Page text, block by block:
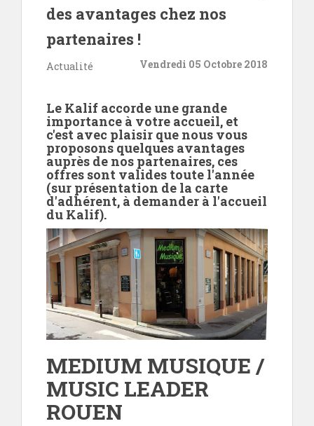
des avantages chez nos
partenaires !
Actualité Vendredi 05 Octobre 2018
Le Kalif accorde une grande
importance à votre accueil, et
c'est avec plaisir que nous vous
proposons quelques avantages
auprès de nos partenaires, ces
offres sont valides toute l'année
(sur présentation de la carte
d'adhérent, à demander à l'accueil
du Kalif).
MEDIUM MUSIQUE /
MUSIC LEADER
ROUEN